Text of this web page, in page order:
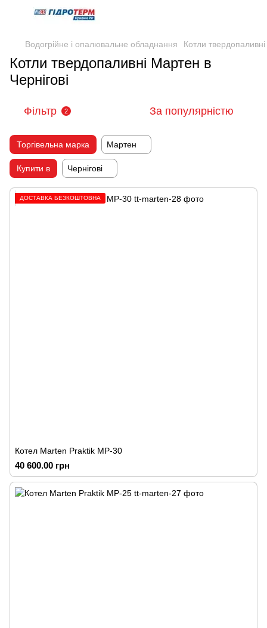
Водогрійне і опалювальне обладнання Котли твердопаливні
Котли твердопаливні Мартен в
Чернігові
Фільтр 2 За популярністю
Торгівельна марка Мартен
Купити в Чернігові
ДОСТАВКА БЕЗКОШТОВНА
Котел Marten Praktik MP-30
40 600.00 грн